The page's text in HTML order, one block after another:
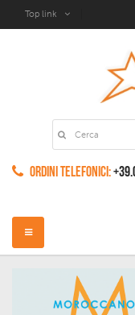
Top link
Ordini Telefonici:
Navigazione
Toggle